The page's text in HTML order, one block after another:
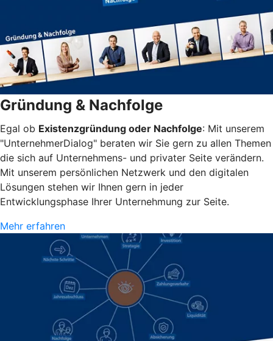
Gründung & Nachfolge
Egal ob Existenzgründung oder Nachfolge: Mit unserem
"UnternehmerDialog" beraten wir Sie gern zu allen Themen
die sich auf Unternehmens- und privater Seite verändern.
Mit unserem persönlichen Netzwerk und den digitalen
Lösungen stehen wir Ihnen gern in jeder
Entwicklungsphase Ihrer Unternehmung zur Seite.
Mehr erfahren